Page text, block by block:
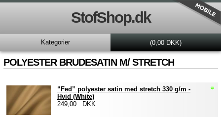
StofShop.dk
Kategorier (0,00 DKK)
POLYESTER BRUDESATIN M/ STRETCH
“Fed” polyester satin med stretch 330 g/m -
Hvid (White)
249,00 DKK